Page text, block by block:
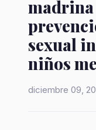
madrina
sexual
niños
diciembre 09,